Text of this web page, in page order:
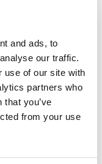
and ads, to
our traffic.
use of our site with
partners who
you’ve
from your use